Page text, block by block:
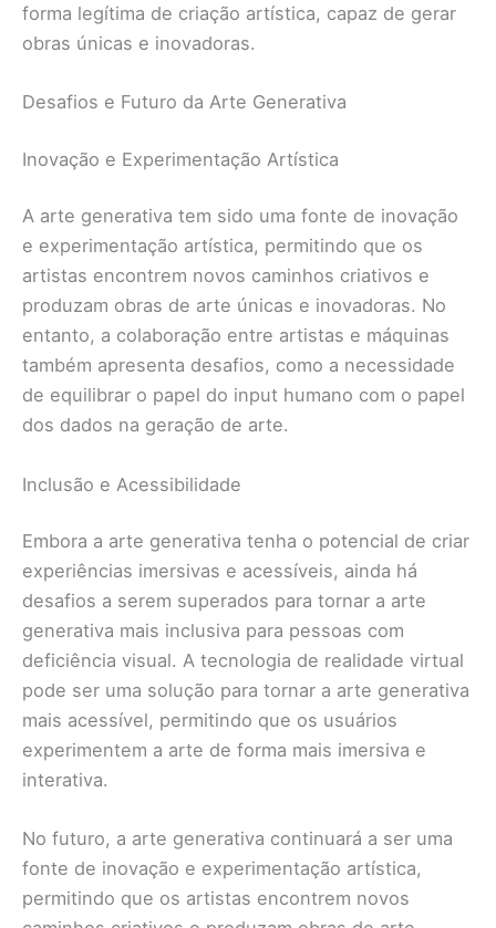
forma legítima de criação artística, capaz de gerar
obras únicas e inovadoras.
Desafios e Futuro da Arte Generativa
Inovação e Experimentação Artística
A arte generativa tem sido uma fonte de inovação
e experimentação artística, permitindo que os
artistas encontrem novos caminhos criativos e
produzam obras de arte únicas e inovadoras. No
entanto, a colaboração entre artistas e máquinas
também apresenta desafios, como a necessidade
de equilibrar o papel do input humano com o papel
dos dados na geração de arte.
Inclusão e Acessibilidade
Embora a arte generativa tenha o potencial de criar
experiências imersivas e acessíveis, ainda há
desafios a serem superados para tornar a arte
generativa mais inclusiva para pessoas com
deficiência visual. A tecnologia de realidade virtual
pode ser uma solução para tornar a arte generativa
mais acessível, permitindo que os usuários
experimentem a arte de forma mais imersiva e
interativa.
No futuro, a arte generativa continuará a ser uma
fonte de inovação e experimentação artística,
permitindo que os artistas encontrem novos